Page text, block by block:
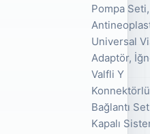
Pompa Seti,
Universal
Adaptör,
Valfli Y
Konnektörlü
Bağlantı
Kapalı